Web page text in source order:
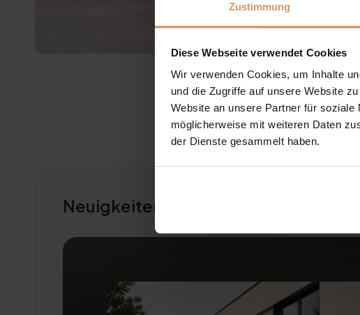
Zustimmung
Diese Webseite verwendet Cookies
Wir verwenden Cookies, um Inhalte
und die Zugriffe auf unsere Website
Website an unsere Partner für soziale
möglicherweise mit weiteren Daten
der Dienste gesammelt haben.
Neuigkeiten